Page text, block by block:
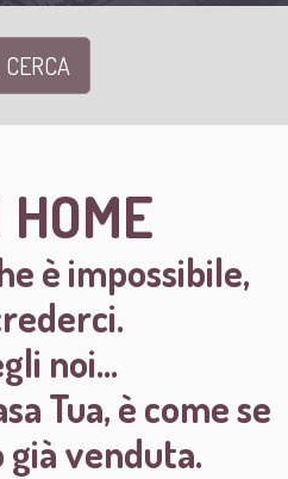
CERCA
è impossibile,
noi…
Tua, è come se
già venduta.